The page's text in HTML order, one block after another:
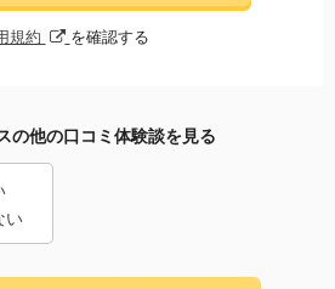
規約 を確認する
の他の口コミ体験談を見る
い